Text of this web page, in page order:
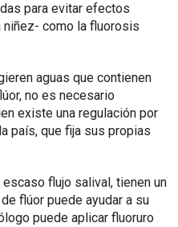
para evitar efectos
como la fluorosis
aguas que contienen
no es necesario
existe una regulación por
país, que fija sus propias
flujo salival, tienen un
flúor puede ayudar a su
puede aplicar fluoruro